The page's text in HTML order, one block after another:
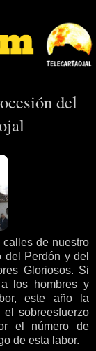
del
de nuestro
del Perdón y del
Gloriosos. Si
los hombres y
este año la
sobreesfuerzo
el número de
de esta labor.